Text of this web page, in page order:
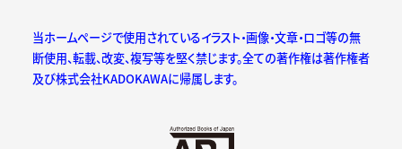
当ホームページで使用されているイラスト・画像・文章・ロゴ等の無
断使用、転載、改変、複写等を堅く禁じます。全ての著作権は著作権者
及び株式会社KADOKAWAに帰属します。